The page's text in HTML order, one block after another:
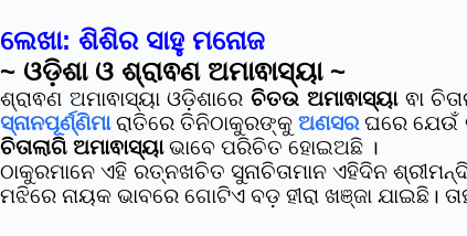
ଲେଖା: ଶିଶିର ସାହୁ ମନୋଜ
~ ଓଡ଼ିଶା ଓ ଶ୍ରାଵଣ ଅମାଵାସ୍ୟା ~
ଶ୍ରାଵଣ ଅମାଵାସ୍ୟାଓଡ଼ିଶାରେଚିତଉ ଅମାଵାସ୍ୟାଵା
ସ୍ନାନପୂର୍ଣ୍ଣିମାରାତିରେ ତିନିଠାକୁରଙ୍କୁଅଣସରଘରେ ଯେଉଁ
ଚିତାଲାଗି ଅମାଵାସ୍ୟାଭାବେ ପରିଚିତ ହୋଇଅଛି ।
ଠାକୁରମାନେ ଏହି ରତ୍ନଖଚିତ ସୁନାଚିତାମାନ ଏହିଦିନ
ମଝିରେ ନାୟକ ଭାବରେ ଗୋଟିଏ ବଡ଼ ହୀରା ଖଞ୍ଜା ଯାଇଛି।